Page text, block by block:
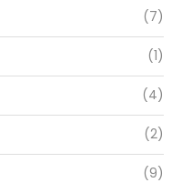
(7)
(1)
(4)
(2)
(9)